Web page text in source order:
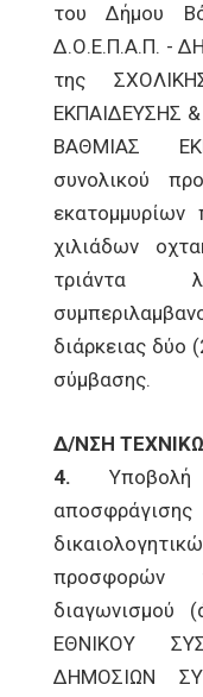
του Δήμου
Δ.Ο.Ε.Π.Α.Π. -
της
ΕΚΠΑΙΔΕΥΣΗΣ
ΒΑΘΜΙΑΣ
συνολικού
εκατομμυρίων
χιλιάδων
τριάντα
διάρκειας δύο
σύμβασης.
Δ/ΝΣΗ
4. Υποβολή
προσφορών
ΕΘΝΙΚΟΥ
ΔΗΜΟΣΙΩΝ